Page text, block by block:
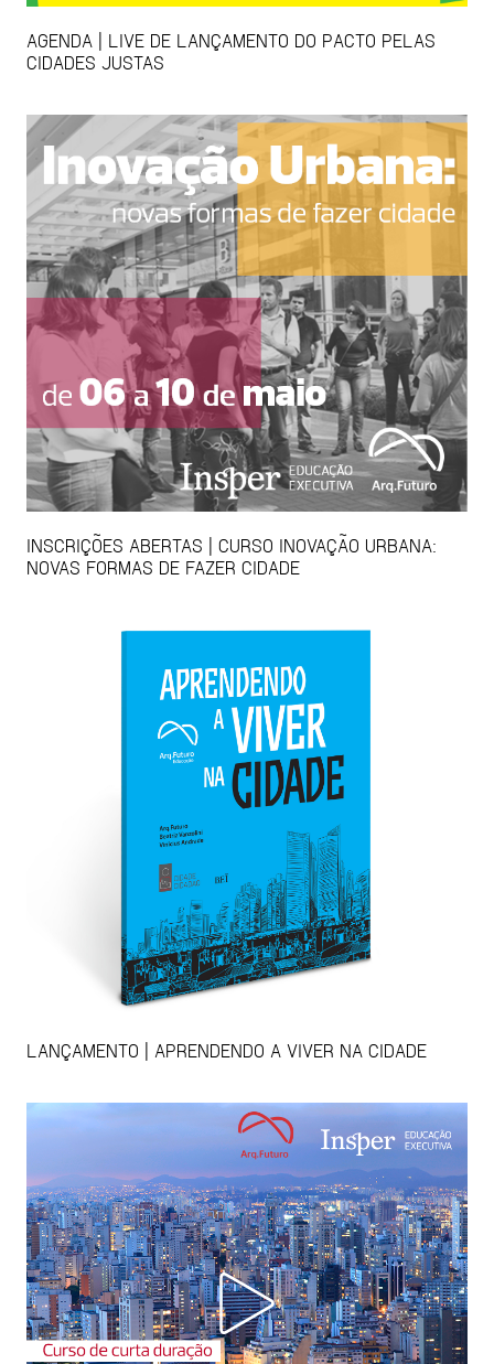
AGENDA | LIVE DE LANÇAMENTO DO PACTO PELAS
CIDADES JUSTAS
INSCRIÇÕES ABERTAS | CURSO INOVAÇÃO URBANA:
NOVAS FORMAS DE FAZER CIDADE
LANÇAMENTO | APRENDENDO A VIVER NA CIDADE